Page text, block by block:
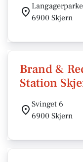
6900 Skjern
Brand &
Station
Svinget 6
6900 Skjern